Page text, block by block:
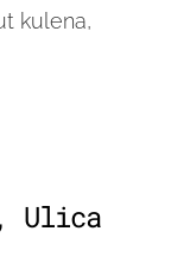
kulena,
Ulica